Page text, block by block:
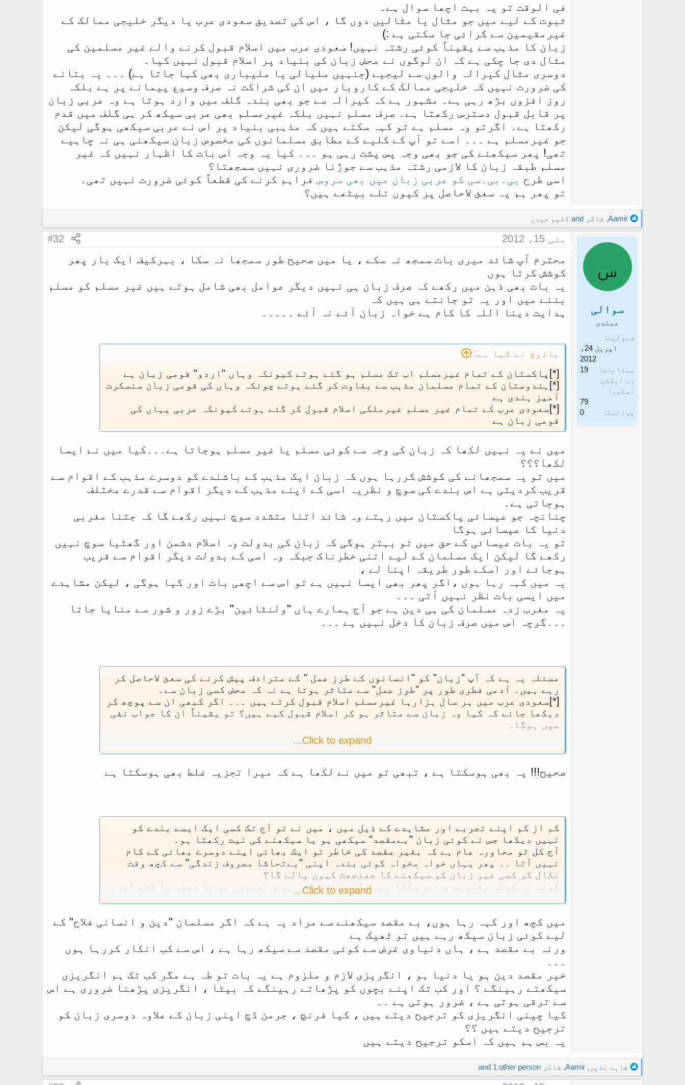
فی الوقت تو یہ بہت اچھا سوال ہے۔
ثبوت کے لیے میں جو مثال یا مثالیں دوں گا ، اس کی تصدیق سعودی عرب یا دیگر خلیجی ممالک کے
غیرمقیمین سے کرائی جا سکتی ہے :)
زبان کا مذہب سے یقیناً کوئی رشتہ نہیں! سعودی عرب میں اسلام قبول کرنے والے غیر مسلمین کی
مثال دی جا چکی ہے کہ ان لوگوں نے محض زبان کی بنیاد پر اسلام قبول نہیں کیا۔
دوسری مثال کیرالہ والوں سے لیجیے (جنہیں ملیالی یا ملیباری بھی کہا جاتا ہے) ۔۔۔ یہ بتانے
کی ضرورت نہیں کہ خلیجی ممالک کے کاروبار میں ان کی شراکت نہ صرف وسیع پیمانے پر ہے بلکہ
روز افزوں بڑھ رہی ہے۔ مشہور ہے کہ کیرالہ سے جو بھی بندہ گلف میں وارد ہوتا ہے وہ عربی زبان
پر قابل قبول دسترس رکھتا ہے۔ صرف مسلم نہیں بلکہ غیرمسلم بھی عربی سیکھ کر ہی گلف میں قدم
رکھتا ہے۔ اگرتو وہ مسلم ہے تو کہہ سکتے ہیں کہ مذہبی بنیاد پر اس نے عربی سیکھی ہوگی لیکن
جو غیرمسلم ہے ۔۔۔ اسے تو آپ کے کلیے کے مطابق مسلمانوں کی مخصوص زبان سیکھنی ہی نہ چاہیے
تھی! پھر سیکھنے کی جو بھی وجہ پس پشت رہی ہو ۔۔۔ کیا یہ وجہ اس بات کا اظہار نہیں کہ غیر
مسلم طبقہ زبان کا لازمی رشتہ مذہب سے جوڑنا ضروری نہیں سمجھتا؟
اسی طرح بی۔بی۔سی کو عربی زبان میں بھی سروس فراہم کرنے کی قطعاً کوئی ضرورت نہیں تھی۔
تو پھر ہم یہ سعئ لاحاصل پر کیوں تلے بیٹھے ہیں؟
R
e
a
c
o
Aamir
, شاکر کلیم حیدر
س
سوالی
مبتدی
شمولیت
اپریل 24،
2012
پیغامات
19
ری ایکشن
اسکور
79
پوائنٹ
0
مئی 15، 2012 #32
محترم آپ شائد میری بات سمجھ نہ سکے ، یا میں صحیح طور سمجھا نہ سکا ، بہرکیف ایک بار پھر
کوشش کرتا ہوں
یہ بات بھی ذہن میں رکھے کہ صرف زبان ہی نہیں دیگر عوامل بھی شامل ہوتے ہیں غیر مسلم کو مسلم
بننے میں اور یہ تو جانتے ہی ہیں کہ
ہدایت دینا اللہ کا کام ہے خواہ زبان آئے نہ آئے ۔۔۔۔۔
باذوق نے کہا ہے:
[*]پاکستان کے تمام غیرمسلم اب تک مسلم ہو گئے ہوتے کیونکہ وہاں "اردو" قومی زبان ہے
[*]ہندوستان کے تمام مسلمان مذہب سے بغاوت کر گئے ہوتے چونکہ وہاں کی قومی زبان سنسکرت
آمیز ہندی ہے
[*]سعودی عرب کے تمام غیر مسلم غیرملکی اسلام قبول کر گئے ہوتے کیونکہ عربی یہاں کی
قومی زبان ہے
میں نے یہ نہیں لکھا کہ زبان کی وجہ سے کوئی مسلم یا غیر مسلم ہوجاتا ہے۔۔۔کیا میں نے ایسا
لکھا؟؟؟
میں تو یہ سمجھانے کی کوشش کررہا ہوں کہ زبان ایک مذہب کے باشندے کو دوسرے مذہب کے اقوام سے
قریب کردیتی ہے اس بندے کی سوچ و نظریہ اسی کے اپنے مذہب کے دیگر اقوام سے قدرے مختلف
ہوجاتی ہے۔
چنانچہ جو عیسائی پاکستان میں رہتے وہ شائد اتنا متشدد سوچ نہیں رکھے گا کہ جتنا مغربی
دنیا کا عیسائی ہوگا
تو یہ بات عیسائی کے حق میں تو بہتر ہوگی کہ زبان کی بدولت وہ اسلام دشمن اور گھٹیا سوچ نہیں
رکھے گا لیکن ایک مسلمان کے لیے اتنی خطرناک جبکہ وہ اسی کے بدولت دیگر اقوام سے قریب
ہوجائے اور اسکے طور طریقہ اپنا لے ،
یہ میں کہہ رہا ہوں ،اگر پھر بھی ایسا نہیں ہے تو اس سے اچھی بات اور کیا ہوگی ، لیکن مشاہدے
میں ایسی بات نظر نہیں آتی ۔۔۔
یہ مغرب زدہ مسلمان کی ہی دین ہے جو آج ہمارے ہاں "ولنٹائین" بڑے زور و شور سے منایا جاتا
۔۔۔گرچہ اس میں صرف زبان کا دخل نہیں ہے ۔۔۔
مسئلہ یہ ہے کہ آپ "زبان" کو "انسانوں کے طرز عمل " کے مترادف پیش کرنے کی سعئ لاحاصل کر
رہے ہیں۔ آدمی فطری طور پر "طرز عمل" سے متاثر ہوتا ہے نہ کہ محض کسی زبان سے۔
[*]سعودی عرب میں ہر سال ہزارہا غیرمسلم اسلام قبول کرتے ہیں ۔۔۔ اگر کبھی ان سے پوچھ کر
دیکھا جائے کہ کیا وہ زبان سے متاثر ہو کر اسلام قبول کیے ہیں؟ تو یقیناً ان کا جواب نفی
میں ہوگا۔
اسلام جو انسانیت اور انسانوں کے مابین مناسب و موزوں طرز عمل کی تلقین کرتا ہے ۔۔۔
رہا ہے؟
مائیگریٹ کر جانے والے مسلمانوں کے دلوں میں کفار کے لیے نرم گوشہ اسی "حسن سلوک" ،
"اخلاق و رواداری" کی بنیاد پر پیدا ہوتا ہے نہ کہ کسی مخصوص "زبان" کی بنیاد پر!!
Click to expand...
صحیح!!! یہ بھی ہوسکتا ہے ، تبھی تو میں نے لکھا ہے کہ میرا تجزیہ غلط بھی ہوسکتا ہے
کم از کم اپنے تجربے اور مشاہدے کے ذیل میں ، میں نے تو آج تک کسی ایک ایسے بندے کو
نہیں دیکھا جس نے کوئی زبان "بےمقصد" سیکھی ہو یا سیکھنے کی نیت رکھتا ہو۔
آج کل تو محاورہ عام ہے کہ بغیر مقصد کی خاطر تو ایک بھائی اپنے دوسرے بھائی کے کام
نہیں آتا ۔۔ پھر یہاں خواہ مخواہ کوئی بندہ اپنی "بےتحاشا مصروف زندگی" سے کچھ وقت
نکال کر کسی غیر زبان کو سیکھنے کا جھنجھٹ کیوں پالے گا؟
کوئی نہ کوئی مقصد ضرور ہو سکتا ہے۔ چاہے وہ معاشی ہو ، تفہیمی ہو یا دینی یا کچھ اور۔
جب تک اس بندے کے حقیقی اغراض و مقاصد سے واقف نہ ہوا جائے محض ظن و گمان کی بنیاد پر
Click to expand...
میں کچھ اور کہہ رہا ہوں، بے مقصد سیکھنے سے مراد یہ ہے کہ اگر مسلمان "دین و انسانی فلاح" کے
لیے کوئی زبان سیکھ رہے ہیں تو ٹھیک ہے
ورنہ بے مقصد ہے ، ہاں دنیاوی غرض سے کوئی مقصد سے سیکھ رہا ہے ، اس سے کب انکار کررہا ہوں
۔۔۔
خیر مقصد دین ہو یا دنیا ہو ، انگریزی لازم و ملزوم ہے یہ بات تو طہ ہے مگر کب تک ہم انگریزی
سیکھتے رہینگے ؟ اور کب تک اپنے بچوں کو پڑھاتے رہینگے کہ بیٹا ، انگریزی پڑھنا ضروری ہے اس
سے ترقی ہوتی ہے ، ضرور ہوتی ہے ۔۔
کیا چینی انگریزی کو ترجیح دیتے ہیں ، کیا فرنچ ، جرمن ڈچ اپنی زبان کے علاوہ دوسری زبان کو
ترجیح دیتے ہیں ؟؟
یہ بس ہم ہیں کہ اسکو ترجیح دیتے ہیں
R
e
شاہد نذیر ,
Aamir
, شاکر